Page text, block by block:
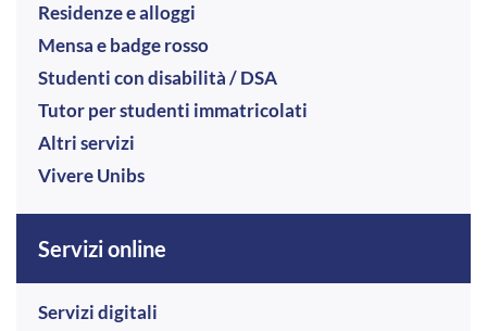
Residenze e alloggi
Mensa e badge rosso
Studenti con disabilità / DSA
Tutor per studenti immatricolati
Altri servizi
Vivere Unibs
Servizi online
Servizi digitali